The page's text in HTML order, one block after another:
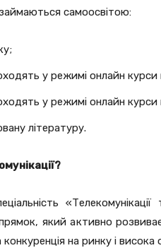
самоосвітою:
у режимі онлайн курси
у режимі онлайн
літературу.
який активно
на ринку і висока